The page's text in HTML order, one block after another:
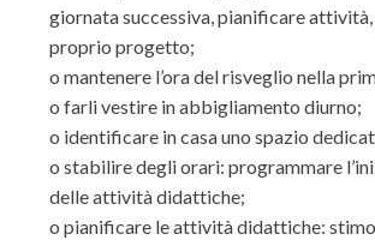
giornata successiva, pianificare attività,
proprio progetto;
o mantenere l’ora del risveglio nella
o farli vestirein abbigliamento diurno;
o identificare in casa uno spazio
o stabilire degli orari: programmare
delle attività didattiche;
o pianificare le attività didattiche: